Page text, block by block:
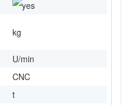
kg
U/min
CNC
t